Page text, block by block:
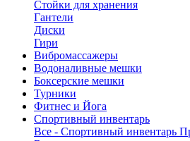
Стойки для хранения
Гантели
Диски
Гири
Вибромассажеры
Водоналивные мешки
Боксерские мешки
Турники
Фитнес и Йога
Спортивный инвентарь
Все - Спортивный инвентарь